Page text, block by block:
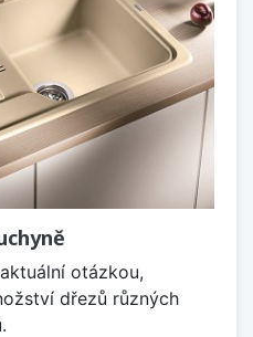
otázkou,
dřezů různých